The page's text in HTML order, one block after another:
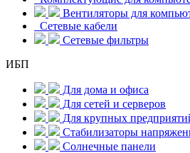
Вентиляторы для
Сетевые кабели
Сетевые фильтры
ИБП
Для дома и офиса
Для сетей и серверов
Для крупных
Стабилизаторы
Солнечные панели